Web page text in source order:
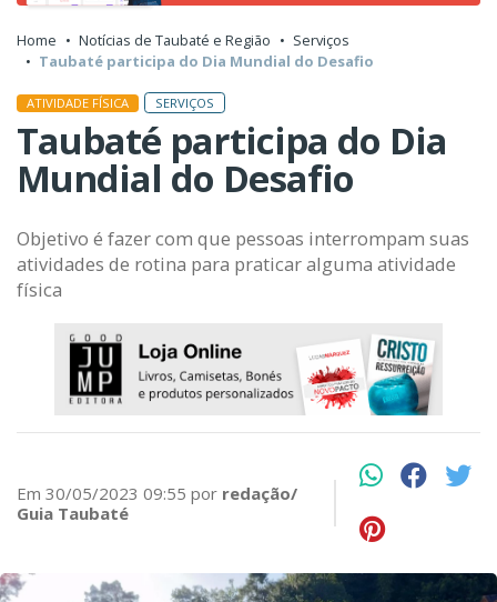
Home Notícias de Taubaté e Região
Serviços
Taubaté participa do Dia Mundial do Desafio
ATIVIDADE FÍSICA SERVIÇOS
Taubaté participa do Dia
Mundial do Desafio
Objetivo é fazer com que pessoas interrompam suas
atividades de rotina para praticar alguma atividade
física
Em 30/05/2023 09:55 por redação/
Guia Taubaté